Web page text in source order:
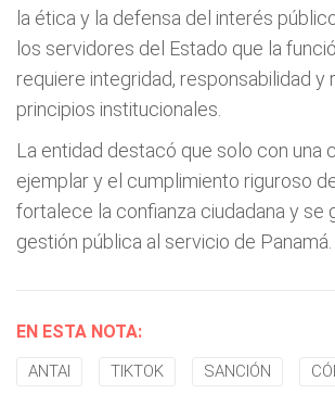
la ética y la defensa del interés
los servidores del Estado que la
requiere integridad, responsabilidad y
principios institucionales.
La entidad destacó que solo con una
ejemplar y el cumplimiento riguroso
fortalece la confianza ciudadana y se
gestión pública al servicio de Panamá.
EN ESTA NOTA:
ANTAI TIKTOK SANCIÓN